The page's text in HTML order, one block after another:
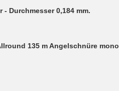
Durchmesser 0,184 mm.
135 m Angelschnüre